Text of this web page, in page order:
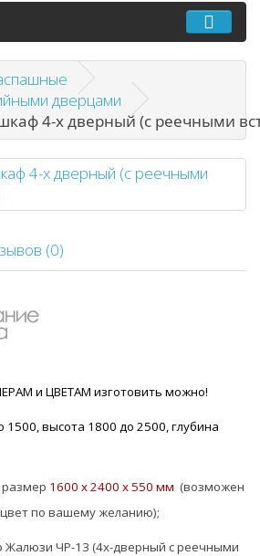
дверцами
4-х дверный (с реечными
(0)
и ЦВЕТАМ изготовить можно!
1500, высота 1800 до 2500, глубина
размер 1600 х 2400 х 550 мм (возможен
по вашему желанию);
Жалюзи ЧР-13 (4х-дверный с реечными